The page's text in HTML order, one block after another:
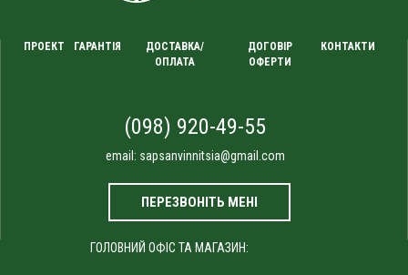
ПРОЕКТ ГАРАНТІЯ
ДОСТАВКА/
ОПЛАТА
ДОГОВІР
ОФЕРТИ
КОНТАКТИ
(098) 920-49-55
email: sapsanvinnitsia@gmail.com
ПЕРЕЗВОНІТЬ МЕНІ
ГОЛОВНИЙ ОФІС ТА МАГАЗИН: